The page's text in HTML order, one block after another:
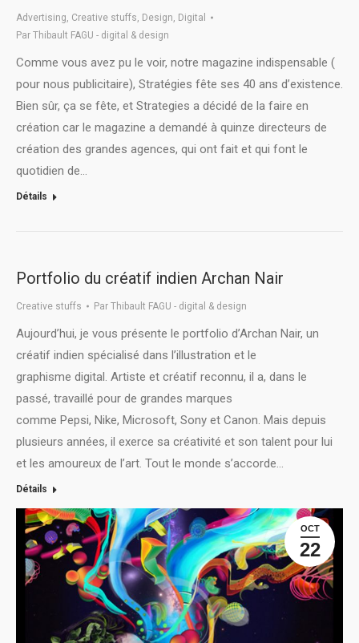
Advertising, Creative stuffs, Design, Digital
Par Thibault FAGU - digital & design
Comme vous avez pu le voir, notre magazine indispensable (
pour nous publicitaire), Stratégies fête ses 40 ans d’existence.
Bien sûr, ça se fête, et Strategies a décidé de la faire en
création car le magazine a demandé à quinze directeurs de
création des grandes agences, qui ont fait et qui font le
quotidien de…
Détails
Portfolio du créatif indien Archan Nair
Creative stuffs Par Thibault FAGU - digital & design
Aujourd’hui, je vous présente le portfolio d’Archan Nair, un
créatif indien spécialisé dans l’illustration et le
graphisme digital. Artiste et créatif reconnu, il a, dans le
passé, travaillé pour de grandes marques
comme Pepsi, Nike, Microsoft, Sony et Canon. Mais depuis
plusieurs années, il exerce sa créativité et son talent pour lui
et les amoureux de l’art. Tout le monde s’accorde…
Détails
OCT
22